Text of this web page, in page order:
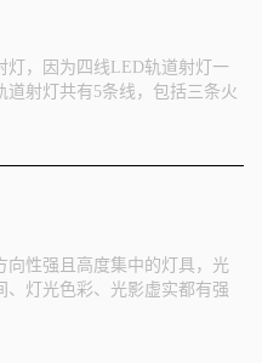
灯，因为四线LED轨道射灯一
射灯共有5条线，包括三条火
向性强且高度集中的灯具，光
灯光色彩、光影虚实都有强